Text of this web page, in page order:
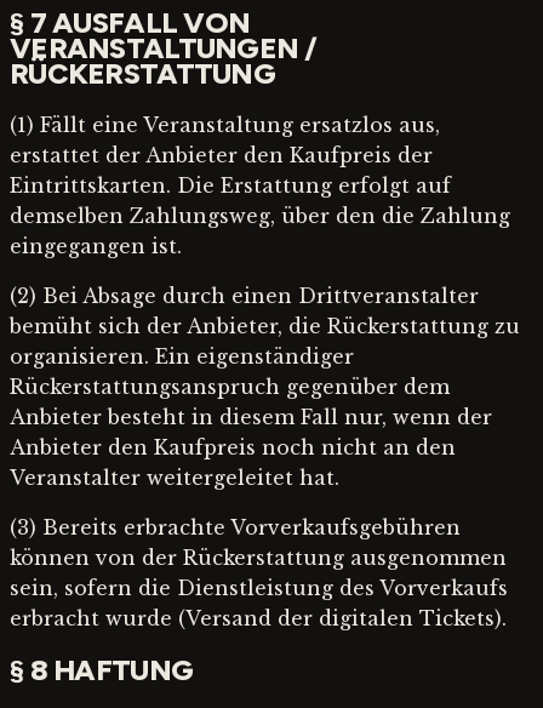
§ 7 AUSFALL VON
VERANSTALTUNGEN /
RÜCKERSTATTUNG
(1) Fällt eine Veranstaltung ersatzlos aus,
erstattet der Anbieter den Kaufpreis der
Eintrittskarten. Die Erstattung erfolgt auf
demselben Zahlungsweg, über den die Zahlung
eingegangen ist.
(2) Bei Absage durch einen Drittveranstalter
bemüht sich der Anbieter, die Rückerstattung zu
organisieren. Ein eigenständiger
Rückerstattungsanspruch gegenüber dem
Anbieter besteht in diesem Fall nur, wenn der
Anbieter den Kaufpreis noch nicht an den
Veranstalter weitergeleitet hat.
(3) Bereits erbrachte Vorverkaufsgebühren
können von der Rückerstattung ausgenommen
sein, sofern die Dienstleistung des Vorverkaufs
erbracht wurde (Versand der digitalen Tickets).
§ 8 HAFTUNG